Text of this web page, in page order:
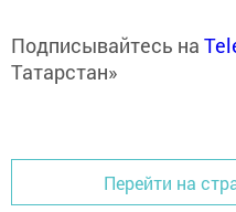
Подписывайтесь на
Татарстан»
Перейти на